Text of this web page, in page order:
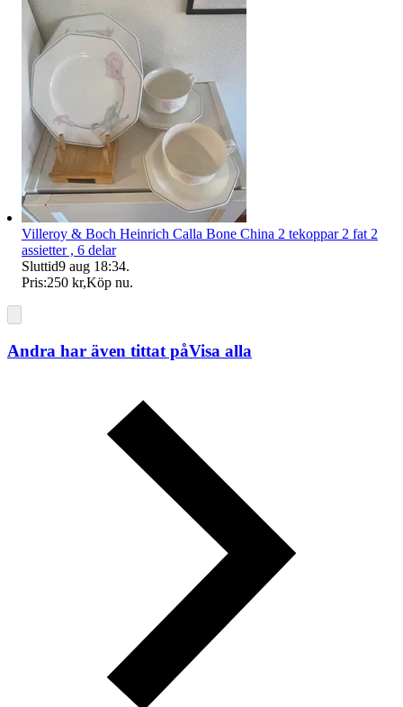
Villeroy & Boch Heinrich Calla Bone China 2 tekoppar 2 fat 2
assietter , 6 delar
Sluttid9 aug 18:34.
Pris:250 kr,Köp nu.
Andra har även tittat påVisa alla